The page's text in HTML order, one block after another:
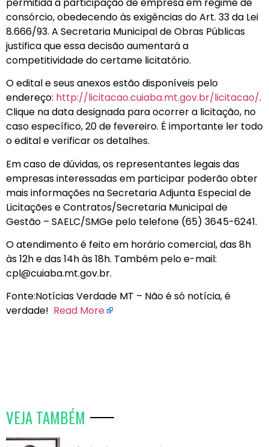
consórcio, obedecendo às exigências do Art. 33 da Lei
8.666/93. A Secretaria Municipal de Obras Públicas
justifica que essa decisão aumentará a
competitividade do certame licitatório.
O edital e seus anexos estão disponíveis pelo
endereço: http://licitacao.cuiaba.mt.gov.br/licitacao/.
Clique na data designada para ocorrer a licitação, no
caso específico, 20 de fevereiro. É importante ler todo
o edital e verificar os detalhes.
Em caso de dúvidas, os representantes legais das
empresas interessadas em participar poderão obter
mais informações na Secretaria Adjunta Especial de
Licitações e Contratos/Secretaria Municipal de
Gestão – SAELC/SMGe pelo telefone (65) 3645-6241.
O atendimento é feito em horário comercial, das 8h
às 12h e das 14h às 18h. Também pelo e-mail:
cpl@cuiaba.mt.gov.br.
Fonte:Notícias Verdade MT – Não é só notícia, é
verdade! Read More
VEJA TAMBÉM